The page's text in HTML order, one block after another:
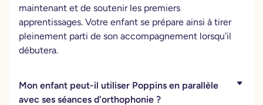
maintenant et de soutenir les premiers
apprentissages. Votre enfant se prépare ainsi à tirer
pleinement parti de son accompagnement lorsqu’il
débutera.
Mon enfant peut-il utiliser Poppins en parallèle
avec ses séances d'orthophonie ?